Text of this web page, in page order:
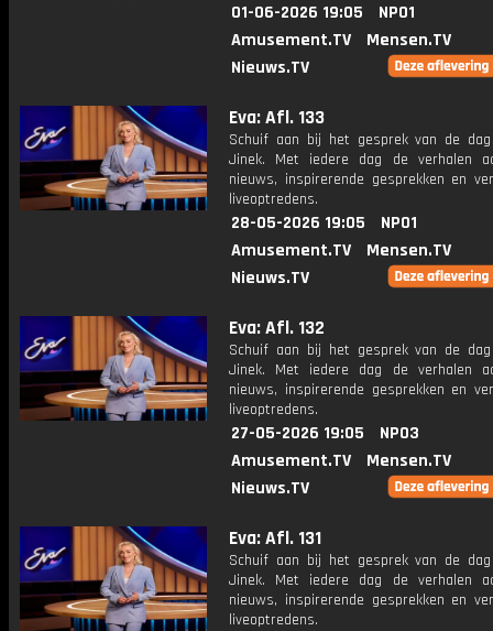
01-06-2026 19:05
NPO1
Amusement.TV
Mensen.TV
Nieuws.TV
Eva: Afl. 133
Schuif aan bij het gesprek van de
Jinek. Met iedere dag de verhalen
nieuws, inspirerende gesprekken en
liveoptredens.
28-05-2026 19:05
NPO1
Amusement.TV
Mensen.TV
Nieuws.TV
Eva: Afl. 132
Schuif aan bij het gesprek van de
Jinek. Met iedere dag de verhalen
nieuws, inspirerende gesprekken en
liveoptredens.
27-05-2026 19:05
NPO3
Amusement.TV
Mensen.TV
Nieuws.TV
Eva: Afl. 131
Schuif aan bij het gesprek van de
Jinek. Met iedere dag de verhalen
nieuws, inspirerende gesprekken en
liveoptredens.